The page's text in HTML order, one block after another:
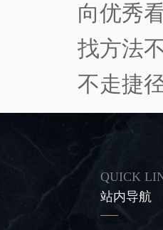
向优秀
找方法
不走捷
QUICK
站内导航